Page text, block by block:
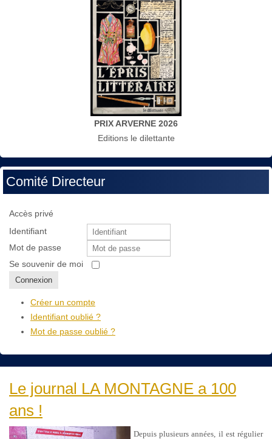
PRIX ARVERNE 2026
Editions le dilettante
Comité Directeur
Accès privé
Identifiant
Mot de passe
Se souvenir de moi
Connexion
Créer un compte
Identifiant oublié ?
Mot de passe oublié ?
Le journal LA MONTAGNE a 100
ans !
Depuis plusieurs années, il est régulier